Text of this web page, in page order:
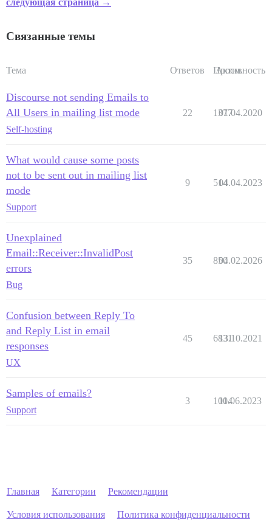
Связанные темы
Тема Ответов Просм.
Активность
Discourse not sending Emails to
All Users in mailing list mode
Self-hosting
22 1377
01.04.2020
What would cause some posts
not to be sent out in mailing list
mode
Support
9 514
04.04.2023
Unexplained
Email::Receiver::InvalidPost
errors
Bug
35 850
04.02.2026
Confusion between Reply To
and Reply List in email
responses
UX
45 6831
13.10.2021
Samples of emails?
Support
3 1004
11.06.2023
Главная Категории Рекомендации
Условия использования Политика конфиденциальности